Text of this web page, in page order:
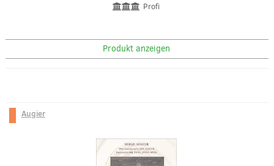
Profi
Produkt anzeigen
Augier